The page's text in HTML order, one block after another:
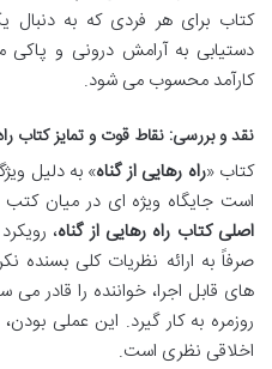
کتاب برای هر فردی که به دنبال
دستیابی به آرامش درونی و
کارآمد محسوب می شود.
نقد و بررسی: نقاط قوت و تمایز کتاب
کتاب «راه رهایی از گناه» به دلیل
است جایگاه ویژه ای در میان کتب
اصلی کتاب راه رهایی از گناه،
صرفاً به ارائه نظریات کلی بسنده
های قابل اجرا، خواننده را قادر
روزمره به کار گیرد. این عملی
اخلاقی نظری است.